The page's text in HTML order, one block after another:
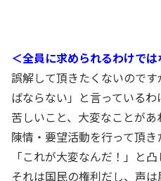
＜全員に求められるわけでは
誤解して頂きたくないので
ばならない」と言っているわ
苦しいこと、大変なことが
陳情・要望活動を行って頂き
「これが大変なんだ！」と凸
それは国民の権利だし、声